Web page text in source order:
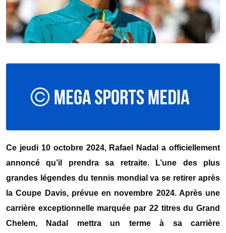
Ce jeudi 10 octobre 2024, Rafael Nadal a officiellement
annoncé qu’il prendra sa retraite. L’une des plus
grandes légendes du tennis mondial va se retirer après
la Coupe Davis, prévue en novembre 2024. Après une
carrière exceptionnelle marquée par 22 titres du Grand
Chelem, Nadal mettra un terme à sa carrière